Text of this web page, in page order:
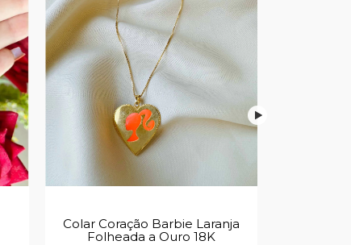
Colar Coração Barbie Laranja
Folheada a Ouro 18K